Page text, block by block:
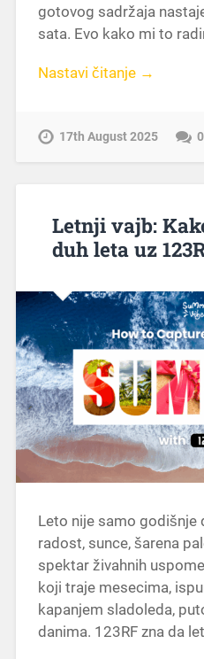
gotovog sadržaja
sata. Evo kako mi to
Nastavi čitanje →
17th August 2025 0
Letnji vajb:
duh leta uz
Leto nije samo godišnje
radost, sunce, šarena
spektar živahnih
koji traje mesecima,
kapanjem sladoleda,
danima. 123RF zna da